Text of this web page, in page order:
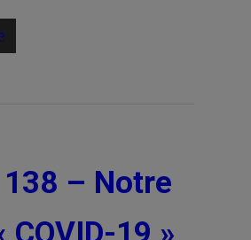
– Notre